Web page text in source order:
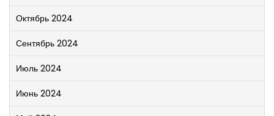
Октябрь 2024
Сентябрь 2024
Июль 2024
Июнь 2024